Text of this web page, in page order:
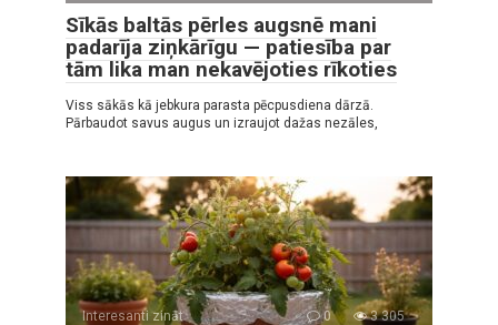
Sīkās baltās pērles augsnē mani
padarīja ziņkārīgu — patiesība par
tām lika man nekavējoties rīkoties
Viss sākās kā jebkura parasta pēcpusdiena dārzā.
Pārbaudot savus augus un izraujot dažas nezāles,
Interesanti zināt 0 3 305